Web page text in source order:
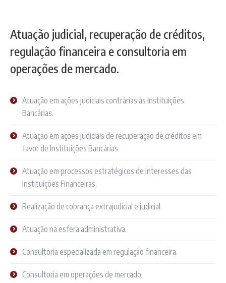
Atuação judicial, recuperação de créditos,
regulação financeira e consultoria em
operações de mercado.
Atuação em ações judiciais contrárias às Instituições
Bancárias.
Atuação em ações judiciais de recuperação de créditos em
favor de Instituições Bancárias.
Atuação em processos estratégicos de interesses das
Instituições Financeiras.
Realização de cobrança extrajudicial e judicial.
Atuação na esfera administrativa.
Consultoria especializada em regulação financeira.
Consultoria em operações de mercado.